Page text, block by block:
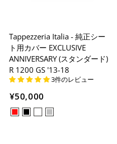
Tappezzeria Italia - 純正シー
ト用カバー EXCLUSIVE
ANNIVERSARY (スタンダード)
R 1200 GS '13-18
3件のレビュー
¥50,000